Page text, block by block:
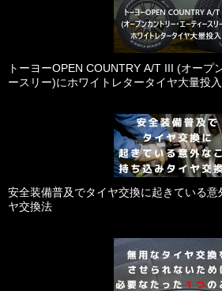
トーヨーOPEN COUNTRY A/T III (オープ
ースリー)にホワイトレタータイヤ大量投入
安全装備普及でタイヤ交換に起きている意
ヤ交換法